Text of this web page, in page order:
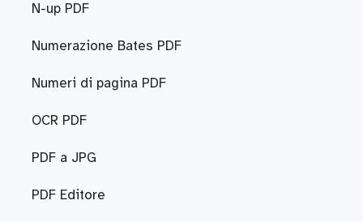
N-up PDF
Numerazione Bates PDF
Numeri di pagina PDF
OCR PDF
PDF a JPG
PDF Editore